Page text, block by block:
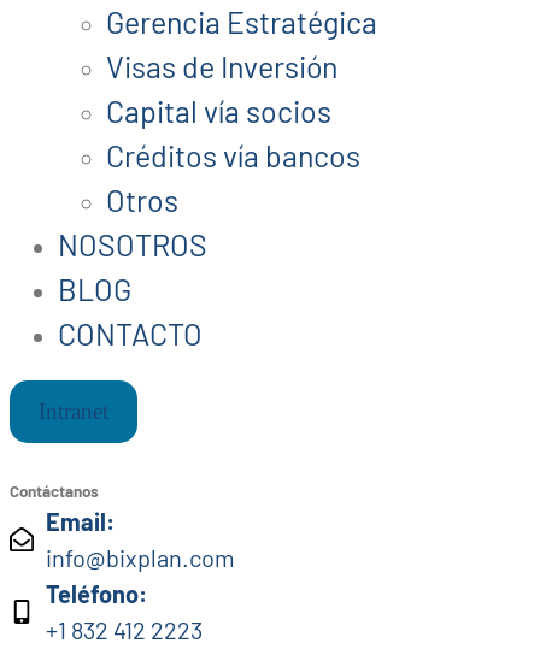
Gerencia Estratégica
Visas de Inversión
Capital vía socios
Créditos vía bancos
Otros
NOSOTROS
BLOG
CONTACTO
Intranet
Contáctanos
Email:
info@bixplan.com
Teléfono:
+1 832 412 2223